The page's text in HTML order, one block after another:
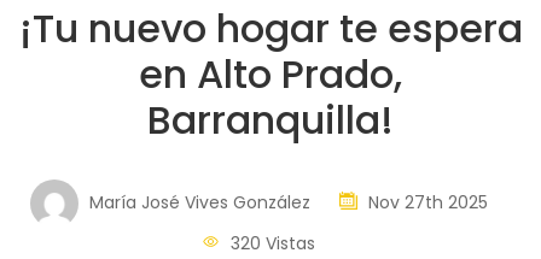
¡Tu nuevo hogar te espera
en Alto Prado,
Barranquilla!
María José Vives González
Nov 27th 2025
320 Vistas